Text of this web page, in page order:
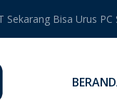
Sekarang Bisa Urus PC